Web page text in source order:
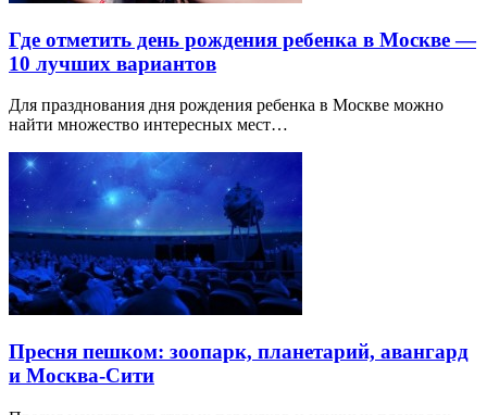
Где отметить день рождения ребенка в Москве —
10 лучших вариантов
Для празднования дня рождения ребенка в Москве можно
найти множество интересных мест…
Пресня пешком: зоопарк, планетарий, авангард
и Москва-Сити